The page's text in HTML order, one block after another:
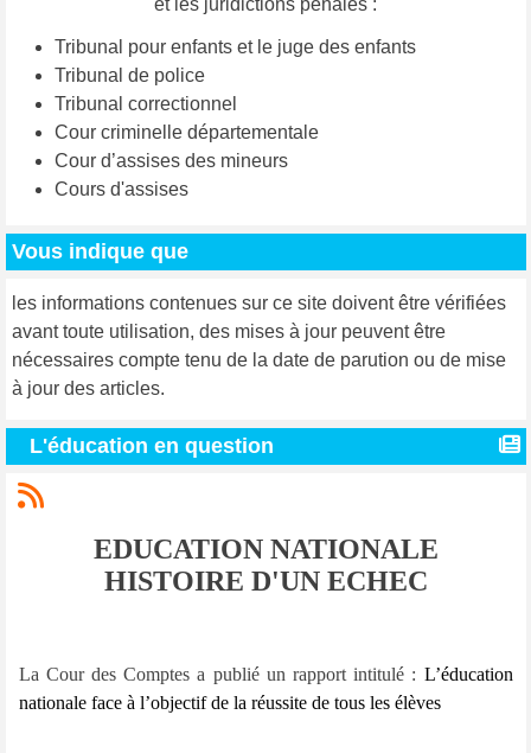
Tribunal pour enfants et le juge des enfants
Tribunal de police
Tribunal correctionnel
Cour criminelle départementale
Cour d’assises des mineurs
Cours d'assises
Vous indique que
les informations contenues sur ce site doivent être vérifiées
avant toute utilisation, des mises à jour peuvent être
nécessaires compte tenu de la date de parution ou de mise
à jour des articles.
L'éducation en question
EDUCATION NATIONALE
HISTOIRE D'UN ECHEC
La Cour des Comptes a publié un rapport intitulé : L’éducation
nationale face à l’objectif de la réussite de tous les élèves